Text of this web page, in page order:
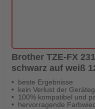
Brother TZE-FX
schwarz auf weiß
beste Ergebnisse
kein Verlust der
100% kompatibel und
hervorragende